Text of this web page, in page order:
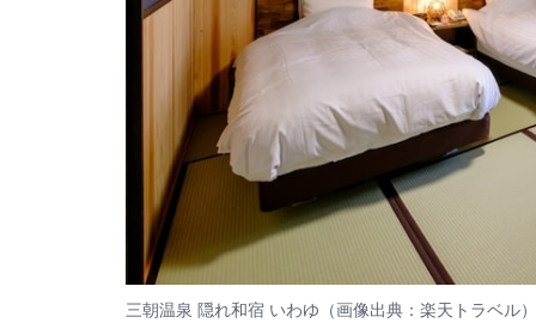
三朝温泉 隠れ和宿 いわゆ（画像出典：楽天トラベル）